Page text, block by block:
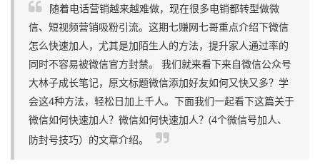
随着电话营销越来越难做，现在很多电销都转型做微
信、短视频营销吸粉引流。这期七赚网七哥重点介绍下微信
怎么快速加人，尤其是加陌生人的方法，提升家人通过率的
同时不容易被微信官方封禁。 我们就来看下来自微信公众号
大林子成长笔记，原文标题微信添加好友如何又快又多？学
会这4种方法，轻松日加上千人。下面我们一起看下这篇关于
微信如何快速加人？微信如何快速加人？(4个微信号加人、
防封号技巧）的文章介绍。